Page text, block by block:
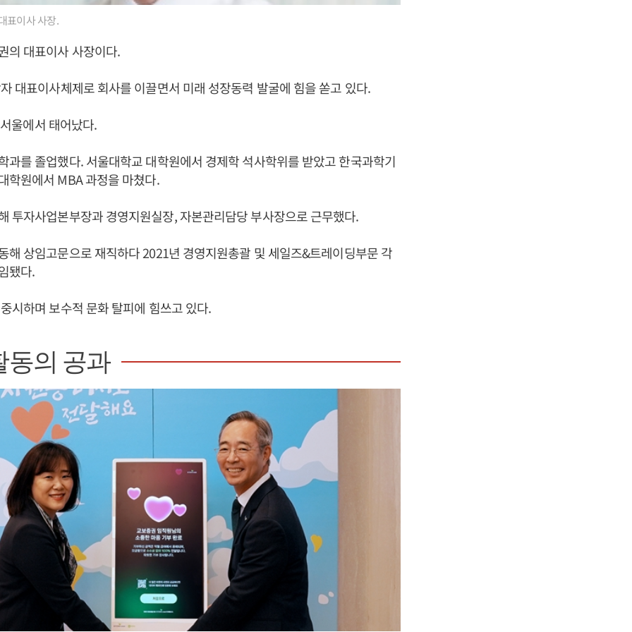
표이사 사장.
의 대표이사 사장이다.
대표이사체제로 회사를 이끌면서 미래 성장동력 발굴에 힘을 쏟고 있다.
울에서 태어났다.
과를 졸업했다. 서울대학교 대학원에서 경제학 석사학위를 받았고 한국과학기
학원에서 MBA 과정을 마쳤다.
투자사업본부장과 경영지원실장, 자본관리담당 부사장으로 근무했다.
해 상임고문으로 재직하다 2021년 경영지원총괄 및 세일즈&트레이딩부문 각
됐다.
시하며 보수적 문화 탈피에 힘쓰고 있다.
동의 공과